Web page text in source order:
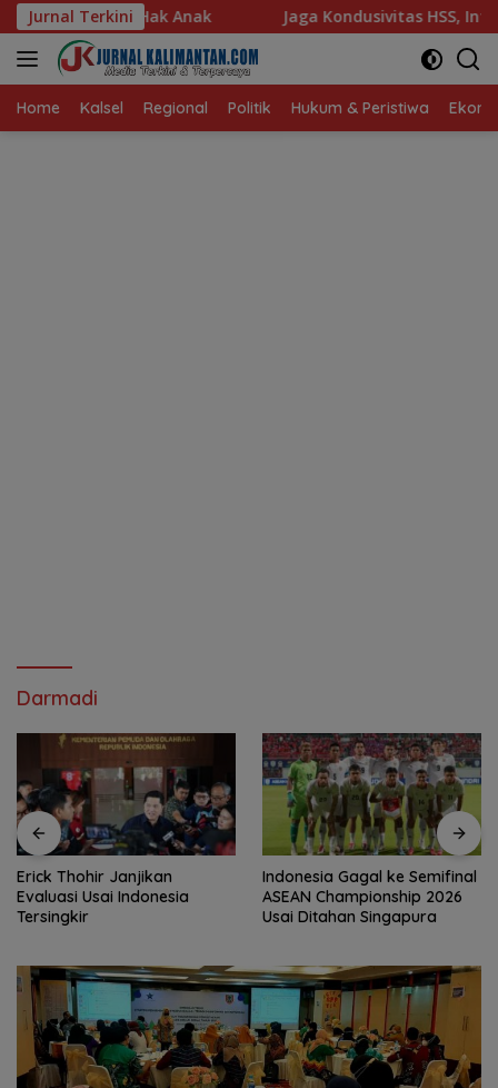
Langsung
ke
konten
Jurnal TerkiniJaga Kondusivitas HSS, Intelkam Polda Kalsel
Home Kalsel Regional Politik Hukum & Peristiwa
Darmadi
Erick Thohir Janjikan
Evaluasi Usai Indonesia
Tersingkir
Indonesia Gagal ke Semifinal
ASEAN Championship 2026
Usai Ditahan Singapura